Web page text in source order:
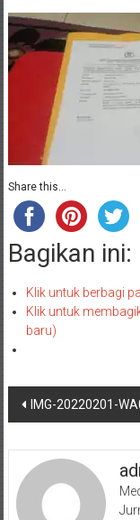
Share this...
Bagikan ini:
Klik untuk berbagi
Klik untuk
baru)
Navigasi
IMG-20220201-